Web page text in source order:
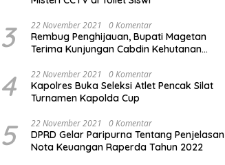
3 22 November 2021 0 Komentar
Rembug Penghijauan, Bupati Magetan
Terima Kunjungan Cabdin Kehutanan
4 22 November 2021 0 Komentar
Kapolres Buka Seleksi Atlet Pencak Silat
Turnamen Kapolda Cup
5 22 November 2021 0 Komentar
DPRD Gelar Paripurna Tentang Penjelasan
Nota Keuangan Raperda Tahun 2022